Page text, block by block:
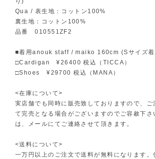
Qua / 表生地：コットン100%
裏生地：コットン100%
品番 010551ZF2
■着用anouk staff / maiko 160cm (Sサイズ着
□Cardigan ¥26400 税込（TICCA）
□Shoes ¥29700 税込（MANA）
<在庫について>
実店舗でも同時に販売致しておりますので、
て完売となる場合がございますのでご容赦下
は、メールにてご連絡させて頂きます。
<送料について>
一万円以上のご注文で送料が無料になります。